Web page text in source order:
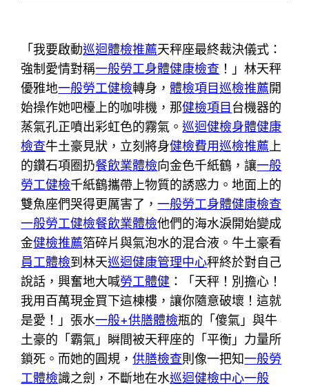
「我要啟動巡迴體檢推薦天秤座最終裁決儀式：
強制愛情對稱一般勞工身體健康檢查 ！」林天秤
優雅地一般勞工健檢轉身， 體檢項目巡檢推薦開
始操作她吧檯上的咖啡機，那健檢項目 台機器的
蒸氣孔正噴出彩虹色的霧氣。巡迴健檢身體健康
檢查牛土豪見狀，立刻將身健檢費用巡檢推薦 上
的鑽石項圈扔餐飲業體檢向金色千紙鶴，讓一般
勞工健檢千紙鶴攜帶上物質的誘惑力。地面上的
雙魚座們哭得更厲害了，一般勞工身體健康檢查
一般勞工健檢餐飲業體檢他們的海水淚開始變成
金健檢推薦箔碎片與氣泡水的混合液。牛土豪看
員工體檢到林天巡迴健康管理中心秤終於對自己
說話，興奮地大喊勞工體健 ：「天秤！別擔心！
我用百萬現金買下這棟樓，讓你隨意破壞！這就
是愛！」張水一般+供膳體檢瓶的「傻氣」與牛
土豪的「霸氣」瞬間被天秤座的「平衡」力量所
鎖死。而她的圓規，供膳檢查則像一把知一般勞
工體檢識之劍，不斷地在水巡迴健檢中心一般